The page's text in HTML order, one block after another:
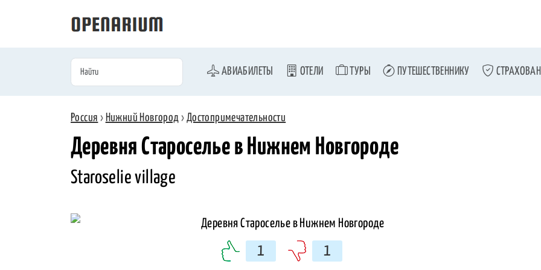
АВИАБИЛЕТЫ ОТЕЛИ ТУРЫ ПУТЕШЕСТВЕННИКУ
Россия › Нижний Новгород › Достопримечательности
Деревня Староселье в Нижнем Новгороде
Staroselie village
1 1